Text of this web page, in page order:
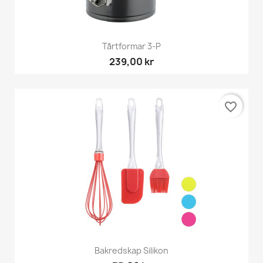
Tårtformar 3-P
239,00 kr
Bakredskap Silikon
favorite_border